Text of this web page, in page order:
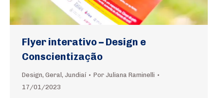
Flyer interativo – Design e
Conscientização
Design, Geral , Jundiaí Por Juliana Raminelli
17/01/2023